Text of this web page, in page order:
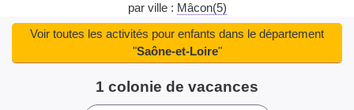
par ville : Mâcon(5)
1 colonie de vacances
Voir toutes les activités pour enfants dans le département
"Saône-et-Loire"